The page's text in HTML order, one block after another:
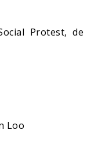
Protest, de
Loo